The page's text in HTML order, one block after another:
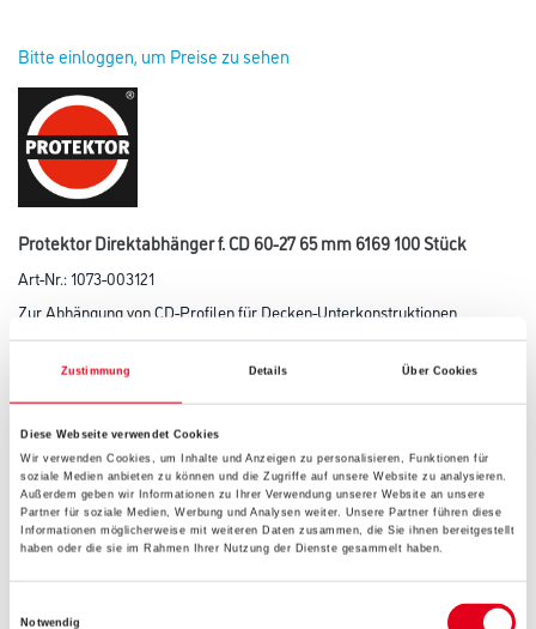
Zustimmung Details Über Cookies
Diese Webseite verwendet Cookies
Wir verwenden Cookies, um Inhalte und Anzeigen zu personalisieren, Funktionen für
soziale Medien anbieten zu können und die Zugriffe auf unsere Website zu analysieren.
Außerdem geben wir Informationen zu Ihrer Verwendung unserer Website an unsere
Partner für soziale Medien, Werbung und Analysen weiter. Unsere Partner führen diese
Informationen möglicherweise mit weiteren Daten zusammen, die Sie ihnen bereitgestellt
haben oder die sie im Rahmen Ihrer Nutzung der Dienste gesammelt haben.
Notwendig
Bitte einloggen, um Preise zu sehen
Protektor Direktabhänger f. CD 60-27 65 mm 6169 100 Stück
Art-Nr.:1073-003121
Zur Abhängung von CD-Profilen für Decken-Unterkonstruktionen
Gebinde
Umrechnungsfaktoren